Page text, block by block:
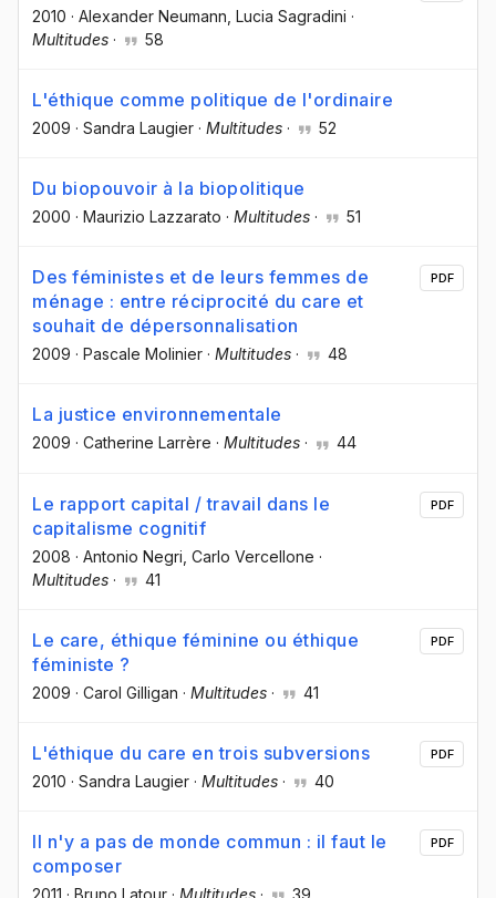
2010 · Alexander Neumann , Lucia Sagradini ·
Multitudes · 58
L'éthique comme politique de l'ordinaire
2009 · Sandra Laugier · Multitudes · 52
Du biopouvoir à la biopolitique
2000 · Maurizio Lazzarato · Multitudes · 51
Des féministes et de leurs femmes de
ménage : entre réciprocité du care et
souhait de dépersonnalisation
2009 · Pascale Molinier · Multitudes · 48
PDF
La justice environnementale
2009 · Catherine Larrère · Multitudes · 44
Le rapport capital / travail dans le
capitalisme cognitif
2008 · Antonio Negri , Carlo Vercellone ·
Multitudes · 41
PDF
Le care, éthique féminine ou éthique
féministe ?
2009 · Carol Gilligan · Multitudes · 41
PDF
L'éthique du care en trois subversions
2010 · Sandra Laugier · Multitudes · 40
PDF
Il n'y a pas de monde commun : il faut le
composer
2011 · Bruno Latour · Multitudes · 39
PDF